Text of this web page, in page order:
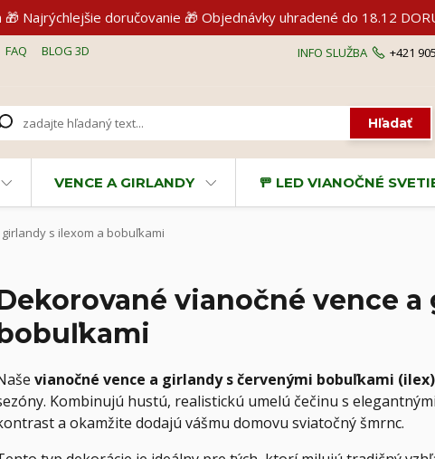
Najrýchlejšie doručovanie 🎁 Objednávky uhradené do 18.12
FAQ BLOG 3D
Hľadať
INFO SLUŽBA +421
VENCE A GIRLANDY 🚥 LED VIANOČNÉ
s ilexom a bobuľkami
vianočné vence
vianočné vence a girlandy s červenými bobuľkami (ilex)
Kombinujú hustú, realistickú umelú čečinu s
a okamžite dodajú vášmu domovu sviatočný šmrnc.